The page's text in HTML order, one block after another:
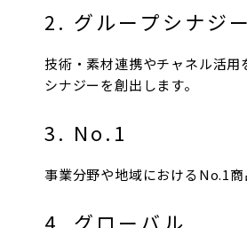
2. グループシナジー
技術・素材連携やチャネル活用
シナジーを創出します。
3. No.1
事業分野や地域におけるNo.1商
4. グローバル